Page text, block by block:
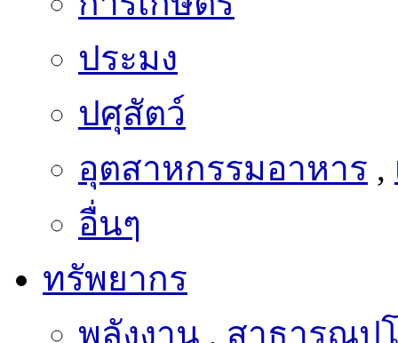
ประมง
ปศุสัตว์
อุตสาหกรรมอาหาร
อื่นๆ
ทรัพยากร
พลังงาน
สาธารณูป